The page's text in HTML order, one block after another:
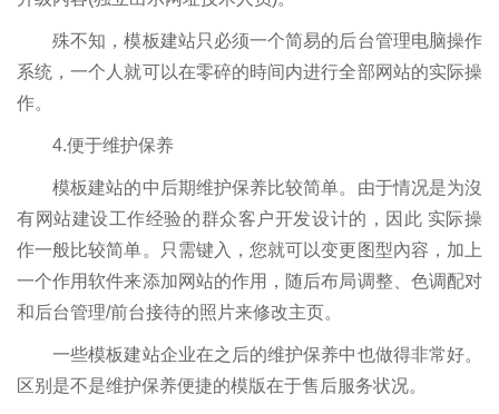
殊不知，模板建站只必须一个简易的后台管理电脑操作
系统，一个人就可以在零碎的時间内进行全部网站的实际操
作。
4.便于维护保养
模板建站的中后期维护保养比较简单。由于情况是为沒
有网站建设工作经验的群众客户开发设计的，因此 实际操
作一般比较简单。只需键入，您就可以变更图型內容，加上
一个作用软件来添加网站的作用，随后布局调整、色调配对
和后台管理/前台接待的照片来修改主页。
一些模板建站企业在之后的维护保养中也做得非常好。
区别是不是维护保养便捷的模版在于售后服务状况。